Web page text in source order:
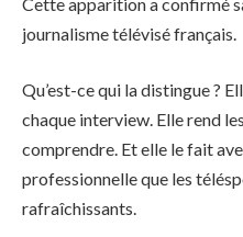
journalisme télévisé français.
Qu’est-ce qui la distingue ?
chaque interview. Elle rend
comprendre. Et elle le fait
professionnelle que les
rafraîchissants.